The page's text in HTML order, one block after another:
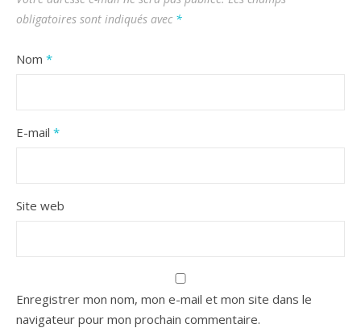
obligatoires sont indiqués avec *
Nom *
E-mail *
Site web
Enregistrer mon nom, mon e-mail et mon site dans le
navigateur pour mon prochain commentaire.